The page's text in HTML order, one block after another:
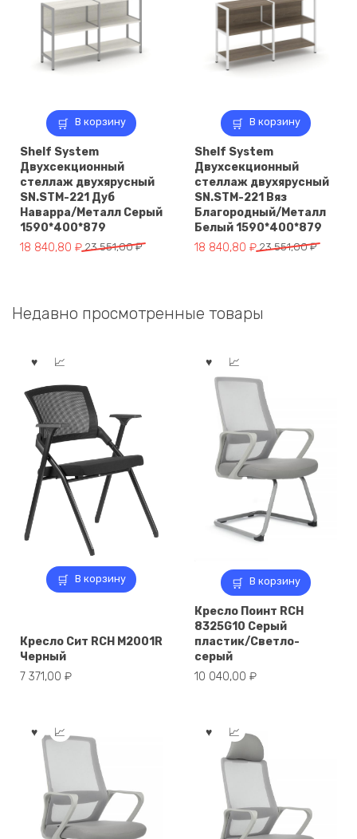
В корзину
Shelf System
Двухсекционный
стеллаж двухярусный
SN.STM-221 Дуб
Наварра/Металл Серый
1590*400*879
23 551,00₽
Первоначальная
551,00 ₽.
18 840,80 ₽
Текущая
В корзину
Shelf System
Двухсекционный
стеллаж двухярусный
SN.STM-221 Вяз
Благородный/Металл
Белый 1590*400*879
23 551,00₽
Первоначальная
551,00 ₽.
18 840,80 ₽
Текущая
Недавно просмотренные товары
В корзину
Кресло Сит RCH M2001R
Черный
7 371,00 ₽
В корзину
Кресло Поинт RCH
8325G10 Серый
пластик/Светло-
серый
10 040,00 ₽